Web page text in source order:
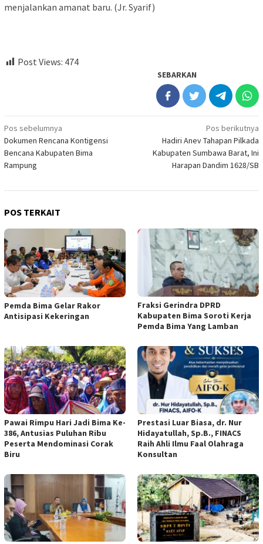
menjalankan amanat baru. (Jr. Syarif)
Post Views: 474
SEBARKAN
Navigasi
pos
Pos sebelumnya
Dokumen Rencana Kontigensi
Bencana Kabupaten Bima
Rampung
Pos berikutnya
Hadiri Anev Tahapan Pilkada
Kabupaten Sumbawa Barat, Ini
Harapan Dandim 1628/SB
POS TERKAIT
Pemda Bima Gelar Rakor
Antisipasi Kekeringan
Fraksi Gerindra DPRD
Kabupaten Bima Soroti Kerja
Pemda Bima Yang Lamban
Pawai Rimpu Hari Jadi Bima Ke-
386, Antusias Puluhan Ribu
Peserta Mendominasi Corak
Biru
Prestasi Luar Biasa, dr. Nur
Hidayatullah, Sp.B., FINACS
Raih Ahli Ilmu Faal Olahraga
Konsultan